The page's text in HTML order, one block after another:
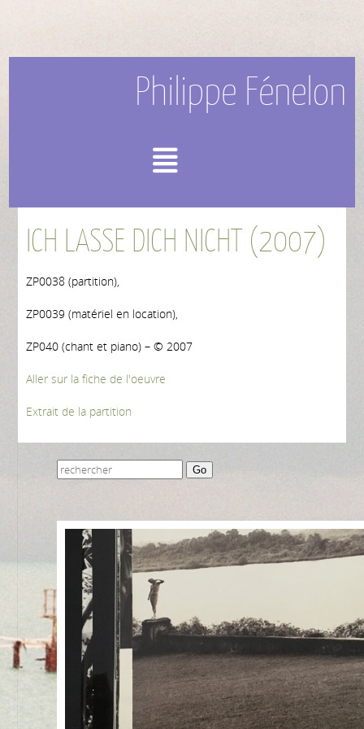
Philippe Fénelon
ICH LASSE DICH NICHT (2007)
ZP0038 (partition),
ZP0039 (matériel en location),
ZP040 (chant et piano) – © 2007
Aller sur la fiche de l'oeuvre
Extrait de la partition
Go